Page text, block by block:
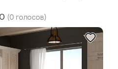
(0 голосов)